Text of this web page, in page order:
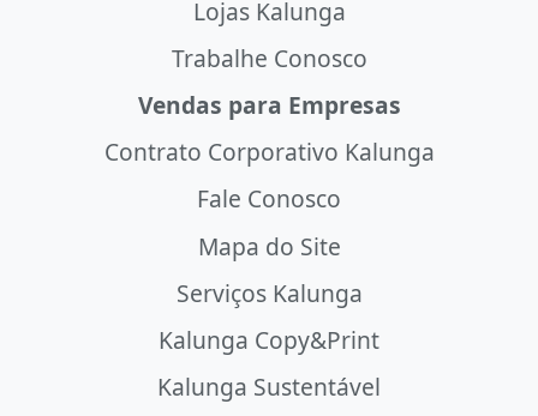
Lojas Kalunga
Trabalhe Conosco
Vendas para Empresas
Contrato Corporativo Kalunga
Fale Conosco
Mapa do Site
Serviços Kalunga
Kalunga Copy&Print
Kalunga Sustentável